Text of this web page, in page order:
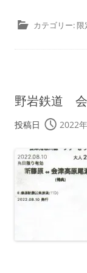
カテゴリー:限
野岩鉄道 会
投稿日 2022